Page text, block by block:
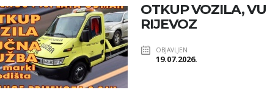
OTKUP VOZILA,
RIJEVOZ
OBJAVLJEN
19.07.2026.